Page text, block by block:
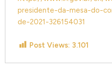
presidente-da-mesa-do-
de-2021-326154031
Post Views: 3.101